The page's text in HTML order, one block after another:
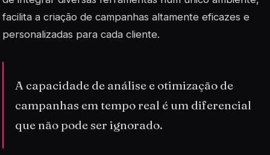
facilita a criação de campanhas altamente eficazes e
personalizadas para cada cliente.
A capacidade de análise e otimização de
campanhas em tempo real é um diferencial
que não pode ser ignorado.